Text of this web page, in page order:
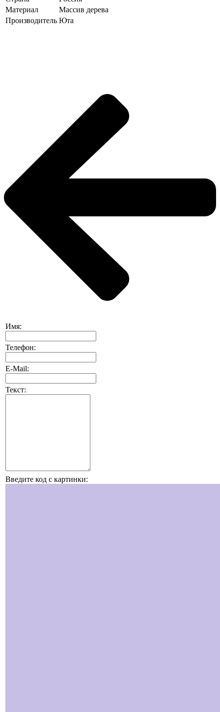
Материал
Массив дерева
Производитель Юта
Имя:
Телефон:
E-Mail:
Текст:
Введите код с картинки: